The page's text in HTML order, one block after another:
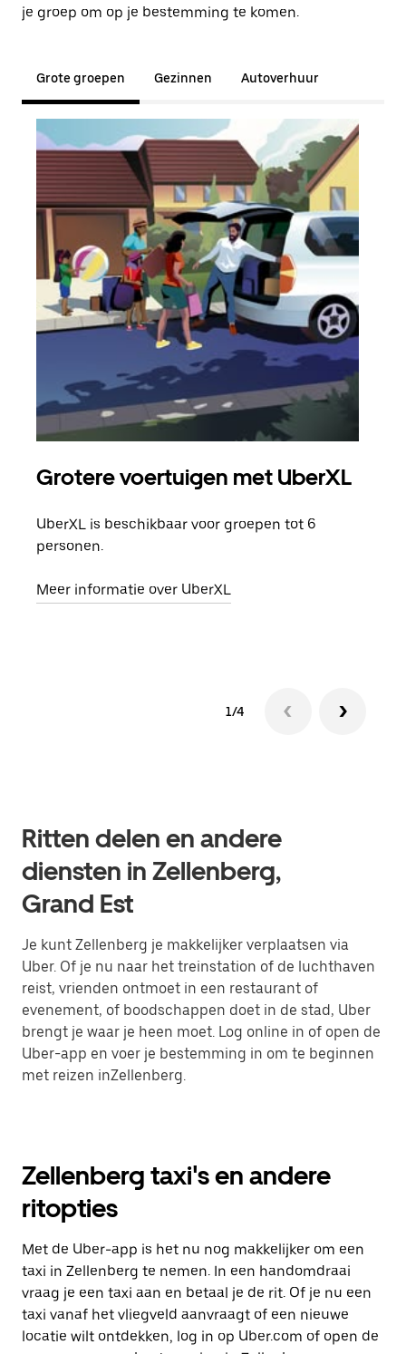
je groep om op je bestemming te komen.
Grote groepen Gezinnen Autoverhuur
Grotere voertuigen met UberXL
UberXL is beschikbaar voor groepen tot 6
personen.
Meer informatie over UberXL
1/4
Ritten delen en andere
diensten in Zellenberg,
Grand Est
Je kunt Zellenberg je makkelijker verplaatsen via
Uber. Of je nu naar het treinstation of de luchthaven
reist, vrienden ontmoet in een restaurant of
evenement, of boodschappen doet in de stad, Uber
brengt je waar je heen moet. Log online in of open de
Uber-app en voer je bestemming in om te beginnen
met reizen inZellenberg.
Zellenberg taxi's en andere
ritopties
Met de Uber-app is het nu nog makkelijker om een
taxi in Zellenberg te nemen. In een handomdraai
vraag je een taxi aan en betaal je de rit. Of je nu een
taxi vanaf het vliegveld aanvraagt of een nieuwe
locatie wilt ontdekken, log in op Uber.com of open de